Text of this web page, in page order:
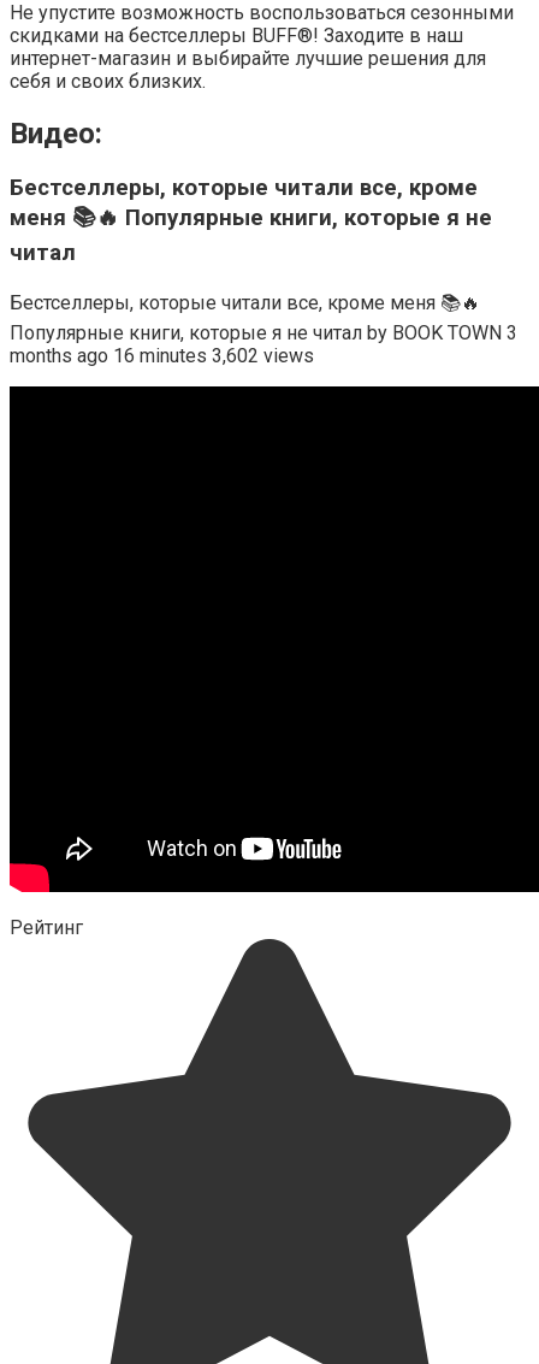
Не упустите возможность воспользоваться сезонными
скидками на бестселлеры BUFF®! Заходите в наш
интернет-магазин и выбирайте лучшие решения для
себя и своих близких.
Видео:
Бестселлеры, которые читали все, кроме
меня 📚🔥 Популярные книги, которые я не
читал
Бестселлеры, которые читали все, кроме меня 📚🔥
Популярные книги, которые я не читал by BOOK TOWN 3
months ago 16 minutes 3,602 views
Рейтинг